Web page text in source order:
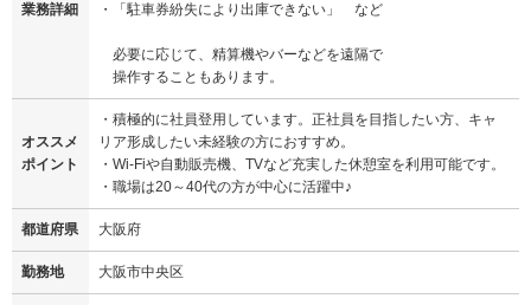
業務詳細
・「駐車券紛失により出庫できない」 など
必要に応じて、精算機やバーなどを遠隔で
操作することもあります。
オススメ
ポイント
・積極的に社員登用しています。正社員を目指したい方、キャ
リア形成したい未経験の方におすすめ。
・Wi-Fiや自動販売機、TVなど充実した休憩室を利用可能です。
・職場は20～40代の方が中心に活躍中♪
都道府県 大阪府
勤務地 大阪市中央区